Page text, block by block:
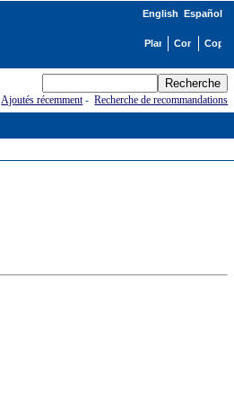
English Español
Ajoutés récemment-Recherche de recommandations